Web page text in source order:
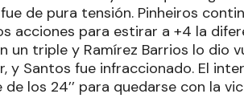
de pura tensión. Pinheiros
acciones para estirar a +4 la
un triple y Ramírez Barrios lo dio
y Santos fue infraccionado. El
los 24’’ para quedarse con la